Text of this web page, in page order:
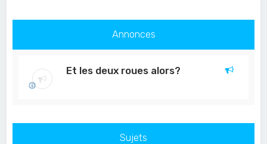
Annonces
Et les deux roues alors?
Sujets